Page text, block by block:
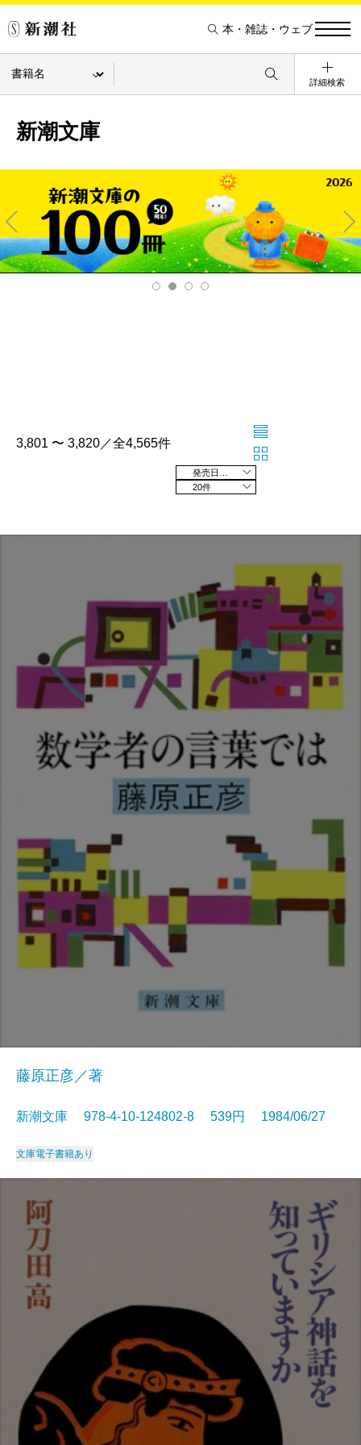
本・雑誌・ウェブ
詳細検索
新潮文庫
Pre
v
Ne
xt
3,801 〜 3,820／全4,565件
20件
藤原正彦／著
新潮文庫 978-4-10-124802-8 539円 1984/06/27
文庫電子書籍あり